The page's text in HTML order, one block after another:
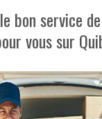
bon service de
vous sur